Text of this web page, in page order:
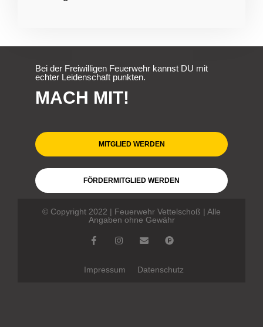
Bei der Freiwilligen Feuerwehr kannst DU mit
echter Leidenschaft punkten.
MACH MIT!
MITGLIED WERDEN
FÖRDERMITGLIED WERDEN
© Copyright 2022 | Feuerwehr Vettelschoß | Alle
Angaben ohne Gewähr
Impressum Datenschutz